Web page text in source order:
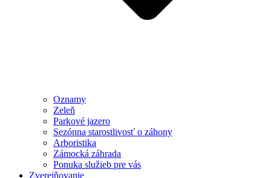
Oznamy
Zeleň
Parkové jazero
Sezónna starostlivosť o záhony
Arboristika
Zámocká záhrada
Ponuka služieb pre vás
Zverejňovanie